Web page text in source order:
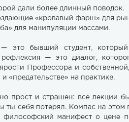
дали более длинный поводок.
«кровавый фарш» для
для манипуляции массами.
это бывший студент, который
— это диалог,
Профессора и
«предательстве» на практике.
прост и страшен: все лекции
ты себя потерял. Компас на этом
манифест о цене